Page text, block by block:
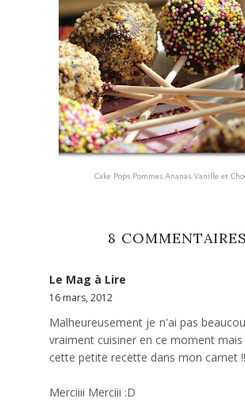
Cake Pops Pommes Ananas Vanille et
8 COMMENTAIRES
Le Mag à Lire
16 mars, 2012
Malheureusement je n'ai pas
vraiment cuisiner en ce moment
cette petite recette dans mon carnet !!
Merciiii Merciii :D